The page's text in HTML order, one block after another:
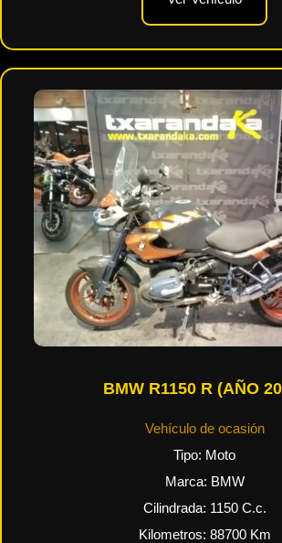
BMW R1150 R (AÑO
Vehículo de ocasión
Tipo: Moto
Marca: BMW
Cilindrada: 1150C.c.
Kilometros: 88700Km